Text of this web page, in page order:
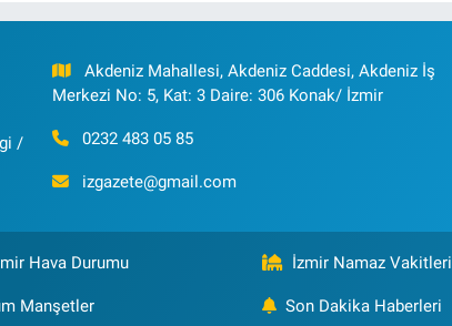
/
Akdeniz Mahallesi, Akdeniz Caddesi, Akdeniz İş
Merkezi No: 5, Kat: 3 Daire: 306 Konak/ İzmir
0232 483 05 85
izgazete@gmail.com
Hava Durumu İzmir Namaz Vakitleri
Manşetler Son Dakika Haberleri